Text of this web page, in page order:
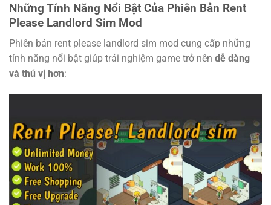
Những Tính Năng Nổi Bật Của Phiên Bản Rent
Please Landlord Sim Mod
Phiên bản rent please landlord sim mod cung cấp những
tính năng nổi bật giúp trải nghiệm game trở nên dễ dàng
và thú vị hơn: